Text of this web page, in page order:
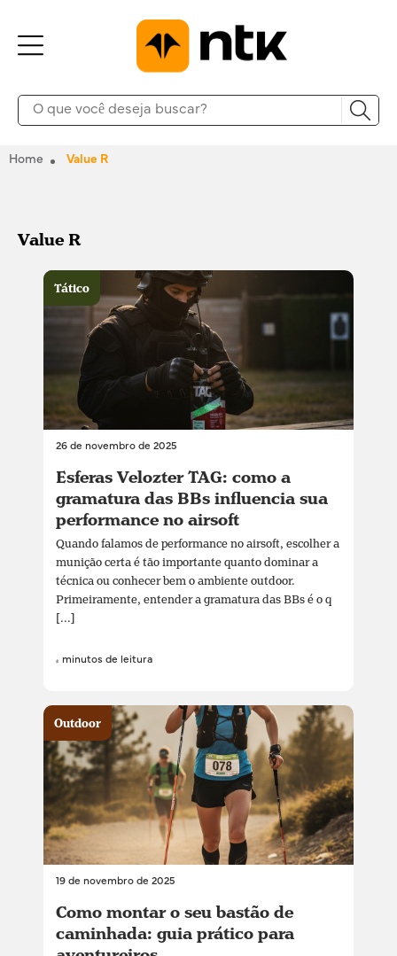
Home Value R
Value R
26 de novembro de 2025
Esferas Velozter TAG: como a
gramatura das BBs influencia sua
performance no airsoft
Quando falamos de performance no airsoft, escolher a
munição certa é tão importante quanto dominar a
técnica ou conhecer bem o ambiente outdoor.
Primeiramente, entender a gramatura das BBs é o q
[...]
4 minutos de leitura
Tático
19 de novembro de 2025
Como montar o seu bastão de
caminhada: guia prático para
Outdoor